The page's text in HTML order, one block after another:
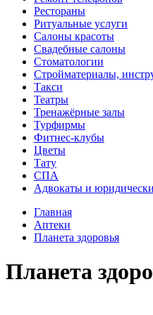
Рестораны
Ритуальные услуги
Салоны красоты
Свадебные салоны
Стоматологии
Стройматериалы,
Такси
Театры
Тренажёрные залы
Турфирмы
Фитнес-клубы
Цветы
Тату
СПА
Адвокаты и
Главная
Аптеки
Планета здоровья
Планета